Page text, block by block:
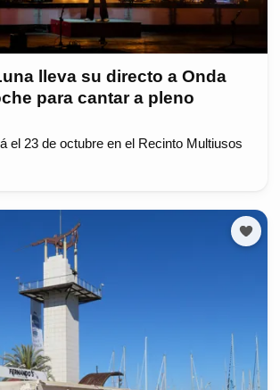
lleva su directo a Onda
para cantar a pleno
el 23 de octubre en el Recinto Multiusos